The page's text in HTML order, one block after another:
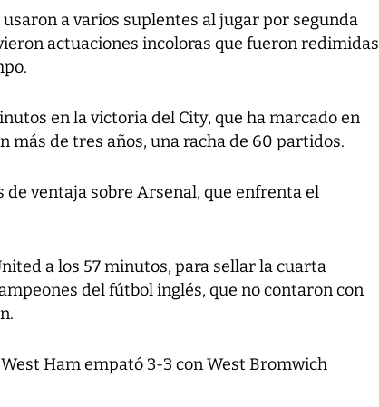
a varios suplentes al jugar por segunda
actuaciones incoloras que fueron redimidas
en la victoria del City, que ha marcado en
más de tres años, una racha de 60 partidos.
de ventaja sobre Arsenal, que enfrenta el
a los 57 minutos, para sellar la cuarta
del fútbol inglés, que no contaron con
Ham empató 3-3 con West Bromwich